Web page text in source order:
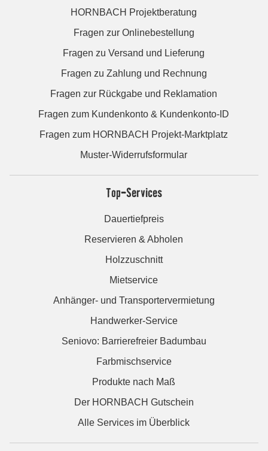
HORNBACH Projektberatung
Fragen zur Onlinebestellung
Fragen zu Versand und Lieferung
Fragen zu Zahlung und Rechnung
Fragen zur Rückgabe und Reklamation
Fragen zum Kundenkonto & Kundenkonto-ID
Fragen zum HORNBACH Projekt-Marktplatz
Muster-Widerrufsformular
Top-Services
Dauertiefpreis
Reservieren & Abholen
Holzzuschnitt
Mietservice
Anhänger- und Transportervermietung
Handwerker-Service
Seniovo: Barrierefreier Badumbau
Farbmischservice
Produkte nach Maß
Der HORNBACH Gutschein
Alle Services im Überblick